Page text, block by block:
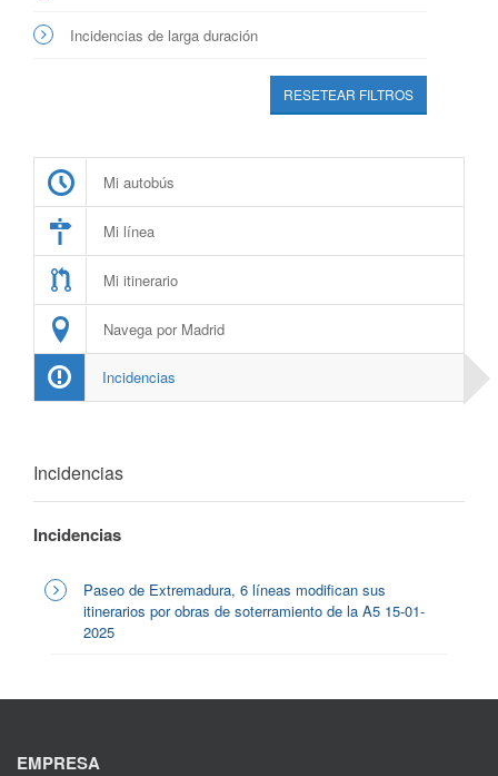
Incidencias de larga duración
RESETEAR FILTROS
Mi autobús
Mi línea
Mi itinerario
Navega por Madrid
Incidencias
Incidencias
Incidencias
Paseo de Extremadura, 6 líneas modifican sus
itinerarios por obras de soterramiento de la A5 15-01-
2025
EMPRESA